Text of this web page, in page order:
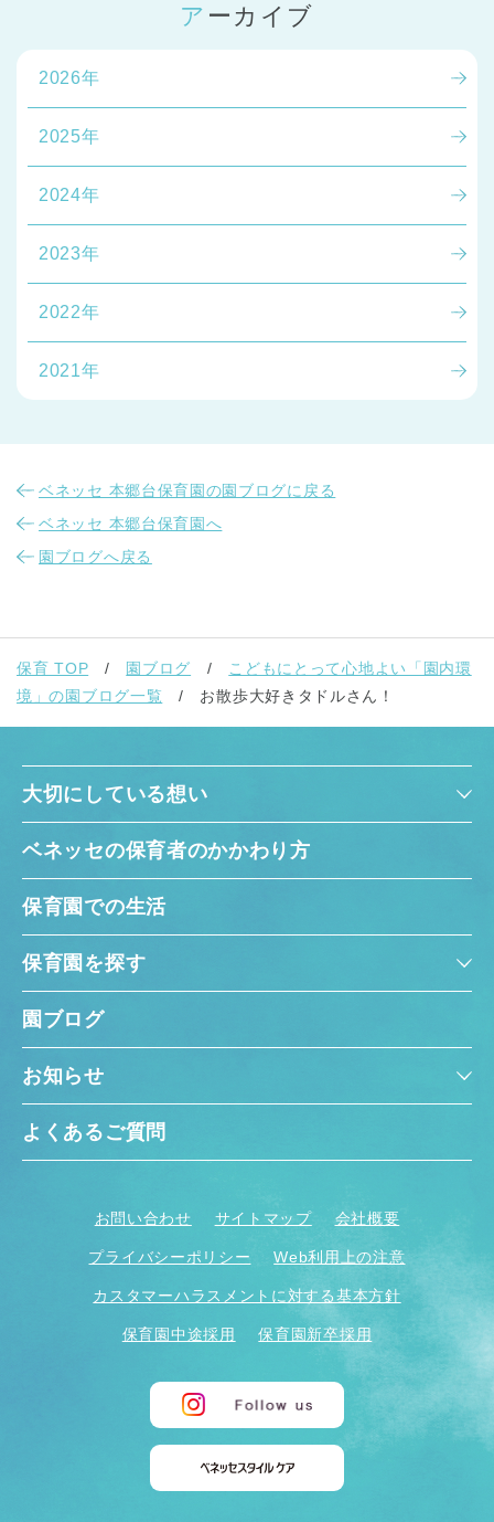
アーカイブ
2026年
2025年
2024年
2023年
2022年
2021年
ベネッセ 本郷台保育園の園ブログに戻る
ベネッセ 本郷台保育園へ
園ブログへ戻る
保育 TOP 園ブログ
こどもにとって心地よい「園内環
境」の園ブログ一覧
お散歩大好きタドルさん！
大切にしている想い
ベネッセの保育者のかかわり方
保育園での生活
保育園を探す
園ブログ
お知らせ
よくあるご質問
お問い合わせ サイトマップ 会社概要
プライバシーポリシー Web利用上の注意
カスタマーハラスメントに対する基本方針
保育園中途採用 保育園新卒採用